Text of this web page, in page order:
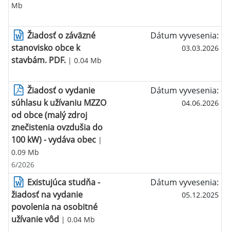
Mb
Žiadosť o záväzné
stanovisko obce k
stavbám. PDF. | 0.04 Mb
Dátum vyvesenia:
03.03.2026
Žiadosť o vydanie
súhlasu k užívaniu MZZO
od obce (malý zdroj
znečistenia ovzdušia do
100 kW) - vydáva obec |
0.09 Mb
Dátum vyvesenia:
04.06.2026
6/2026
Existujúca studňa -
žiadosť na vydanie
povolenia na osobitné
užívanie vôd | 0.04 Mb
Dátum vyvesenia:
05.12.2025